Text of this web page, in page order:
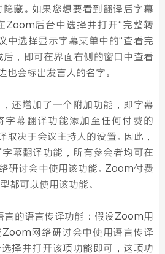
藏。如果您想要看到翻译后字幕
Zoom后台中选择并打开“完整转
中选择显示字幕菜单中的“查看完
后，即可在界面右侧的窗口中查看
也会标出发言人的名字。
还增加了一个附加功能，即字幕
字幕翻译功能添加至任何付费的
取决于会议主持人的设置。因此，
幕翻译功能，所有参会者均可在
研讨会中使用该功能。Zoom付费
都可以使用该功能。
言的语言传译功能：假设Zoom用
网络研讨会中使用语言传译
择并打开该项功能即可，这项功